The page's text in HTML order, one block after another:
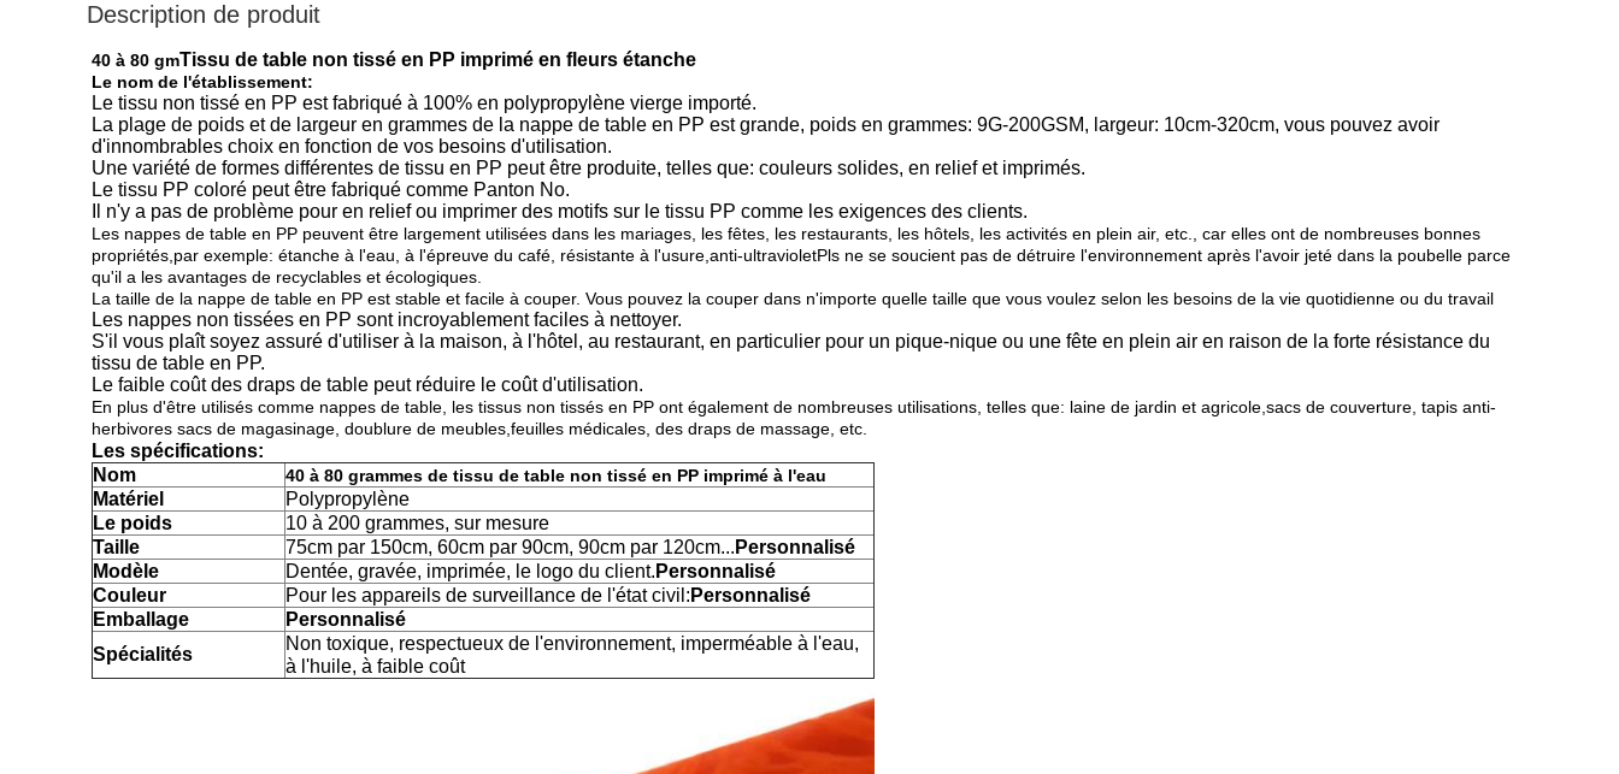
Description de produit
40 à 80 gmTissu de table non tissé en PP imprimé en fleurs étanche
Le nom de l'établissement:
Le tissu non tissé en PP est fabriqué à 100% en polypropylène vierge importé.
La plage de poids et de largeur en grammes de la nappe de table en PP est grande, poids en grammes: 9G-200GSM, largeur: 10cm-320cm, vous pouvez avoir
d'innombrables choix en fonction de vos besoins d'utilisation.
Une variété de formes différentes de tissu en PP peut être produite, telles que: couleurs solides, en relief et imprimés.
Le tissu PP coloré peut être fabriqué comme Panton No.
Il n'y a pas de problème pour en relief ou imprimer des motifs sur le tissu PP comme les exigences des clients.
Les nappes de table en PP peuvent être largement utilisées dans les mariages, les fêtes, les restaurants, les hôtels, les activités en plein air, etc., car elles ont de nombreuses bonnes
propriétés,par exemple: étanche à l'eau, à l'épreuve du café, résistante à l'usure,anti-ultravioletPls ne se soucient pas de détruire l'environnement après l'avoir jeté dans la poubelle parce
qu'il a les avantages de recyclables et écologiques.
La taille de la nappe de table en PP est stable et facile à couper. Vous pouvez la couper dans n'importe quelle taille que vous voulez selon les besoins de la vie quotidienne ou du travail
Les nappes non tissées en PP sont incroyablement faciles à nettoyer.
S'il vous plaît soyez assuré d'utiliser à la maison, à l'hôtel, au restaurant, en particulier pour un pique-nique ou une fête en plein air en raison de la forte résistance du
tissu de table en PP.
Le faible coût des draps de table peut réduire le coût d'utilisation.
En plus d'être utilisés comme nappes de table, les tissus non tissés en PP ont également de nombreuses utilisations, telles que: laine de jardin et agricole,sacs de couverture, tapis anti-
herbivores sacs de magasinage, doublure de meubles,feuilles médicales, des draps de massage, etc.
Les spécifications:
Nom
40 à 80 grammes de tissu de table non tissé en PP imprimé à l'eau
Matériel
Polypropylène
Le poids
10 à 200 grammes, sur mesure
Taille
75cm par 150cm, 60cm par 90cm, 90cm par 120cm... Personnalisé
Modèle
Dentée, gravée, imprimée, le logo du client. Personnalisé
Couleur
Pour les appareils de surveillance de l'état civil: Personnalisé
Emballage
Personnalisé
Spécialités
Non toxique, respectueux de l'environnement, imperméable à l'eau,
à l'huile, à faible coût